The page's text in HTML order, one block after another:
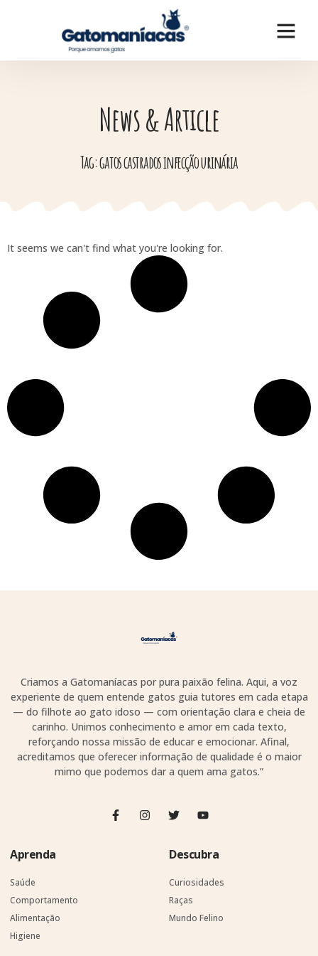
News & Article
Tag: gatos castrados infecção urinária
It seems we can't find what you're looking for.
Criamos a Gatomaníacas por pura paixão felina. Aqui, a voz
experiente de quem entende gatos guia tutores em cada etapa
— do filhote ao gato idoso — com orientação clara e cheia de
carinho. Unimos conhecimento e amor em cada texto,
reforçando nossa missão de educar e emocionar. Afinal,
acreditamos que oferecer informação de qualidade é o maior
mimo que podemos dar a quem ama gatos.”
Aprenda
Saúde
Comportamento
Alimentação
Higiene
Descubra
Curiosidades
Raças
Mundo Felino